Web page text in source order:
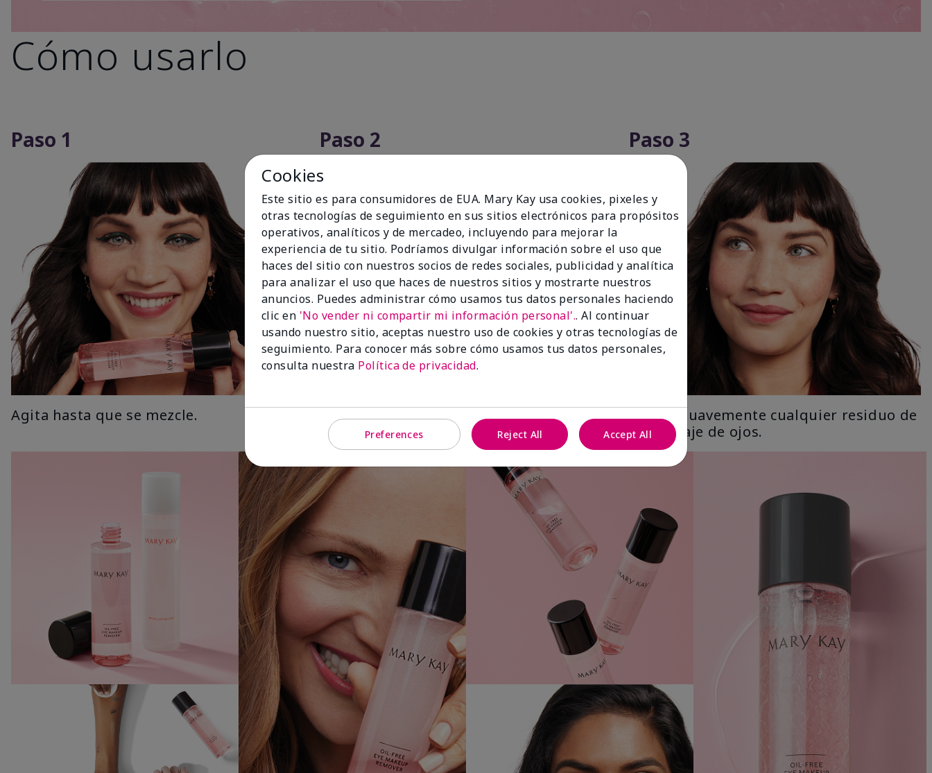
Cómo usarlo
Paso 1
Agita hasta que se mezcle.
Paso 2
Aplica una pequeña cantidad a una
bolita o almohadilla de algodón.
Paso 3
Limpia suavemente cualquier residuo de
maquillaje de ojos.
Cookies
Este sitio es para consumidores de EUA. Mary Kay usa cookies, pixeles y
otras tecnologías de seguimiento en sus sitios electrónicos para propósitos
operativos, analíticos y de mercadeo, incluyendo para mejorar la
experiencia de tu sitio. Podríamos divulgar información sobre el uso que
haces del sitio con nuestros socios de redes sociales, publicidad y analítica
para analizar el uso que haces de nuestros sitios y mostrarte nuestros
anuncios. Puedes administrar cómo usamos tus datos personales haciendo
clic en 'No vender ni compartir mi información personal'.. Al continuar
usando nuestro sitio, aceptas nuestro uso de cookies y otras tecnologías de
seguimiento. Para conocer más sobre cómo usamos tus datos personales,
consulta nuestra Política de privacidad.
Preferences Reject All Accept All